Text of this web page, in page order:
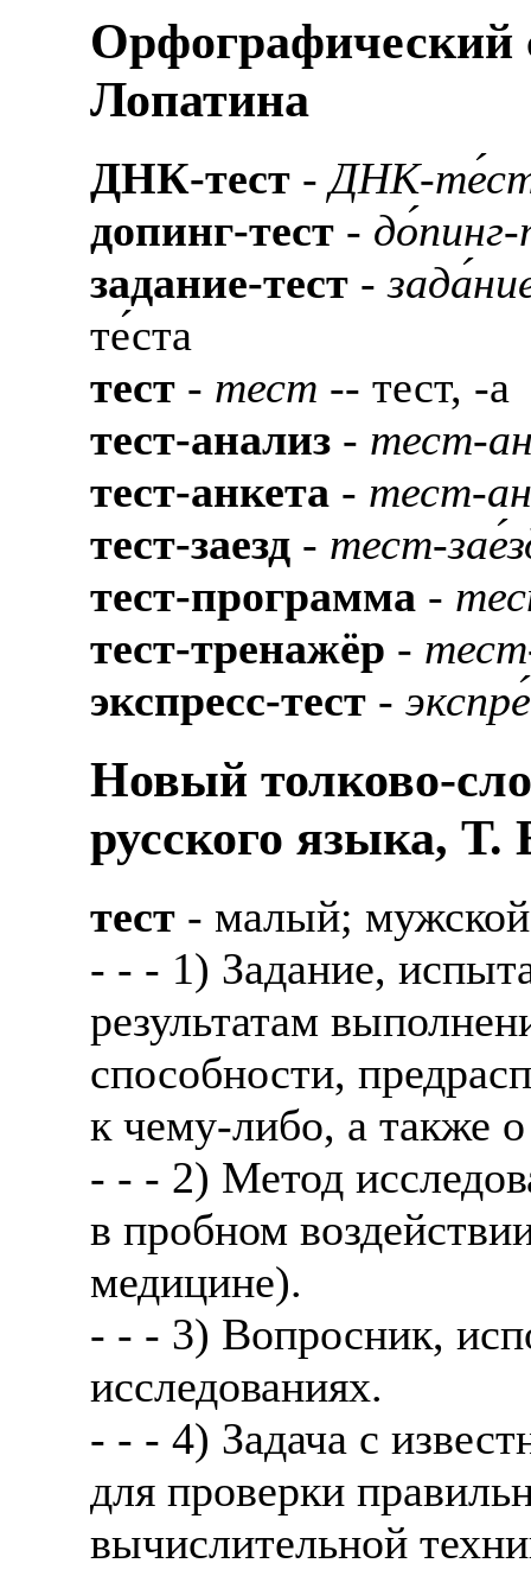
Орфографический
Лопатина
ДНК-тест -ДНК-
допинг-тест -
задание-тест -
те́ста
тест - тест -- тест, -а
тест-анализ - тест-
тест-анкета - тест-
тест-заезд - тест-
тест-программа -
тест-тренажёр -
экспресс-тест -
Новый толково-
русского языка,
тест - малый;
- - - 1) Задание,
результатам
способности,
к чему-либо, а также
- - - 2) Метод
в пробном
медицине).
- - - 3) Вопросник,
исследованиях.
- - - 4) Задача с
для проверки
вычислительной